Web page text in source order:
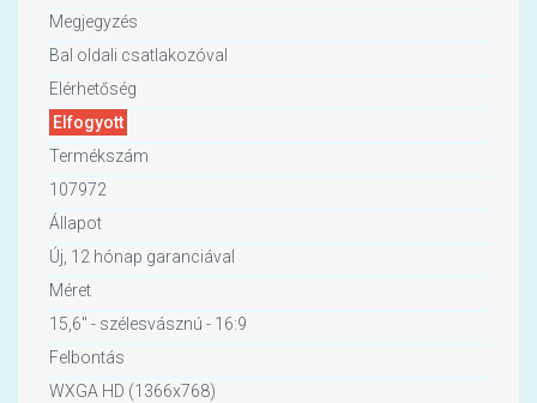
Megjegyzés
Bal oldali csatlakozóval
Elérhetőség
Elfogyott
Termékszám
107972
Állapot
Új, 12 hónap garanciával
Méret
15,6" - szélesvásznú - 16:9
Felbontás
WXGA HD (1366x768)